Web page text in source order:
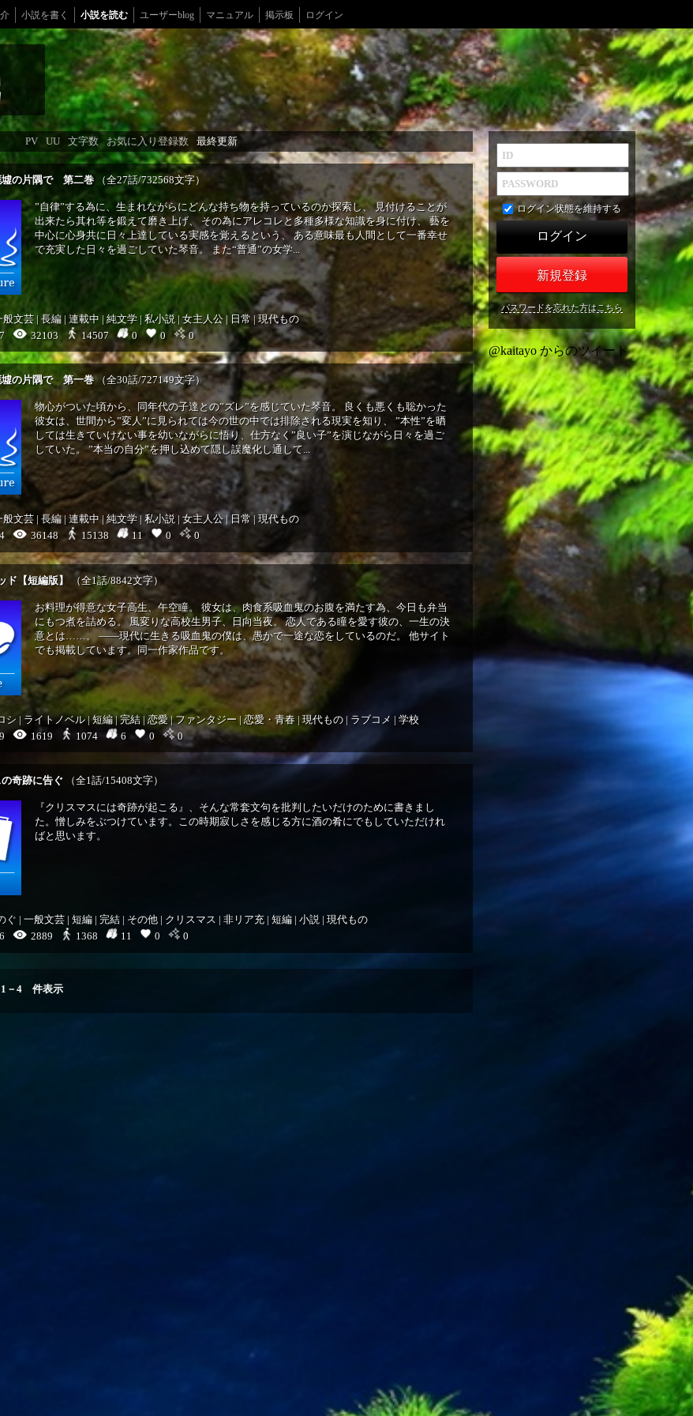
小説を書く 小説を読む ユーザーblog マニュアル 掲示板 ログイン
PV UU 文字数 お気に入り登録数 最終更新
墟の片隅で 第二巻 （全27話/732568文字）
”自律”する為に、生まれながらにどんな持ち物を持っているのか探索し、 見付けることが
出来たら其れ等を鍛えて磨き上げ、 その為にアレコレと多種多様な知識を身に付け、 藝を
中心に心身共に日々上達している実感を覚えるという、 ある意味最も人間として一番幸せ
で充実した日々を過ごしていた琴音。 また“普通”の女学...
般文芸| 長編 | 連載中 | 純文学 | 私小説 | 女主人公 | 日常 |現代もの
32103 14507 0 0 0
墟の片隅で 第一巻 （全30話/727149文字）
物心がついた頃から、同年代の子達との”ズレ”を感じていた琴音。 良くも悪くも聡かった
彼女は、世間から”変人”に見られては今の世の中では排除される現実を知り、 ”本性”を晒
しては生きていけない事を幼いながらに悟り、仕方なく”良い子”を演じながら日々を過ご
していた。 ”本当の自分”を押し込めて隠し誤魔化し通して...
般文芸 | 長編| 連載中 | 純文学 | 私小説 | 女主人公| 日常| 現代もの
36148 15138 11 0 0
ド【短編版】 （全1話/8842文字）
お料理が得意な女子高生、午空瞳。 彼女は、肉食系吸血鬼のお腹を満たす為、今日も弁当
にもつ煮を詰める。 風変りな高校生男子、日向当夜。 恋人である瞳を愛す彼の、一生の決
意とは……。 ――現代に生きる吸血鬼の僕は、愚かで一途な恋をしているのだ。 他サイト
でも掲載しています。同一作家作品です。
シ | ライトノベル|短編|完結 | 恋愛|ファンタジー | 恋愛・青春 | 現代もの | ラブコメ | 学校
1619 1074 6 0 0
奇跡に告ぐ （全1話/15408文字）
『クリスマスには奇跡が起こる』、そんな常套文句を批判したいだけのために書きまし
た。憎しみをぶつけています。この時期寂しさを感じる方に酒の肴にでもしていただけれ
ばと思います。
ぐ | 一般文芸 | 短編 | 完結 | その他 | クリスマス | 非リア充 | 短編 | 小説 | 現代もの
2889 1368 11 0 0
1 － 4 件表示
ログイン状態を維持する
新規登録
パスワードを忘れた方はこちら
@kaitayo からのツイート